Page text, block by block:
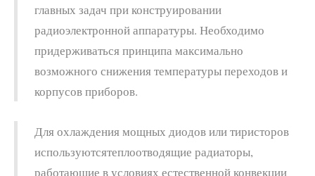
главных задач при конструировании
радиоэлектронной аппаратуры. Необходимо
придерживаться принципа максимально
возможного снижения температуры переходов и
корпусов приборов.
Для охлаждения мощных диодов или тиристоров
используютсятеплоотводящие радиаторы,
работающие в условиях естественной конвекции